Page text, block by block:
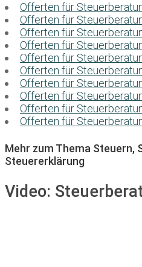
Offerten für
Offerten für
Offerten für
Offerten für
Offerten für
Offerten für
Offerten für
Offerten für
Offerten für
Offerten für
Mehr zum Thema Steuern,
Steuererklärung
Video: